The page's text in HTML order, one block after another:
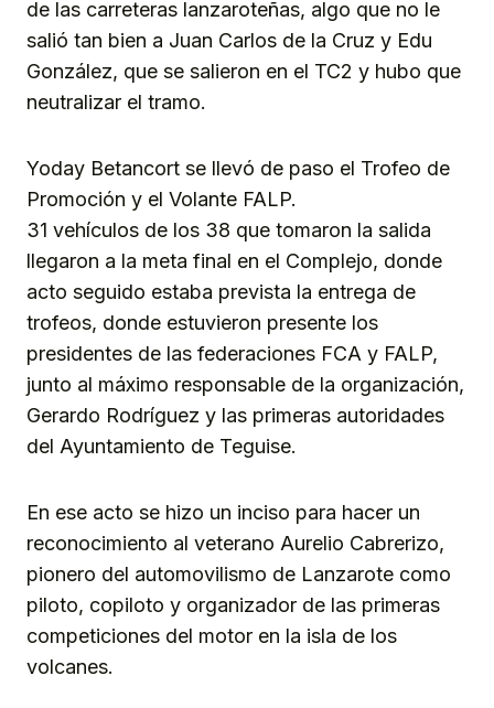
de las carreteras lanzaroteñas, algo que no le
salió tan bien a Juan Carlos de la Cruz y Edu
González, que se salieron en el TC2 y hubo que
neutralizar el tramo.
Yoday Betancort se llevó de paso el Trofeo de
Promoción y el Volante FALP.
31 vehículos de los 38 que tomaron la salida
llegaron a la meta final en el Complejo, donde
acto seguido estaba prevista la entrega de
trofeos, donde estuvieron presente los
presidentes de las federaciones FCA y FALP,
junto al máximo responsable de la organización,
Gerardo Rodríguez y las primeras autoridades
del Ayuntamiento de Teguise.
En ese acto se hizo un inciso para hacer un
reconocimiento al veterano Aurelio Cabrerizo,
pionero del automovilismo de Lanzarote como
piloto, copiloto y organizador de las primeras
competiciones del motor en la isla de los
volcanes.